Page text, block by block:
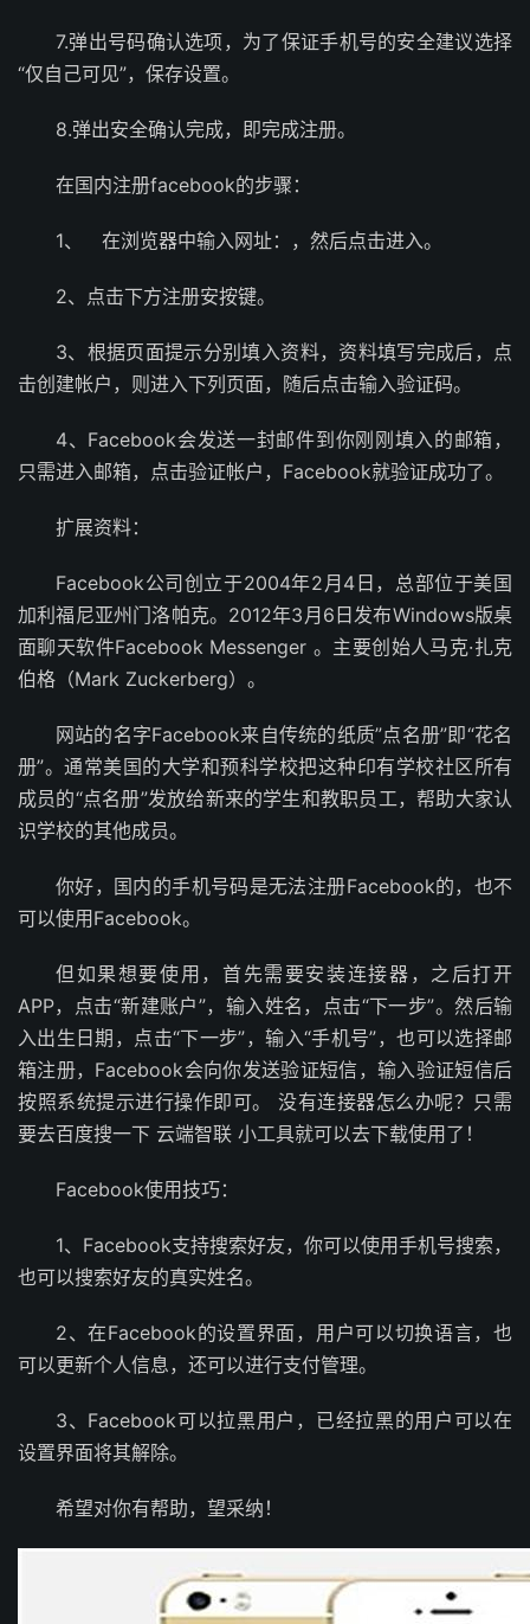
7.弹出号码确认选项，为了保证手机号的安全建议选择
“仅自己可见”，保存设置。
8.弹出安全确认完成，即完成注册。
在国内注册facebook的步骤：
1、 在浏览器中输入网址：，然后点击进入。
2、点击下方注册安按键。
3、根据页面提示分别填入资料，资料填写完成后，点
击创建帐户，则进入下列页面，随后点击输入验证码。
4、Facebook会发送一封邮件到你刚刚填入的邮箱，
只需进入邮箱，点击验证帐户，Facebook就验证成功了。
扩展资料：
Facebook公司创立于2004年2月4日，总部位于美国
加利福尼亚州门洛帕克。2012年3月6日发布Windows版桌
面聊天软件Facebook Messenger 。主要创始人马克·扎克
伯格（Mark Zuckerberg）。
网站的名字Facebook来自传统的纸质”点名册”即“花名
册”。通常美国的大学和预科学校把这种印有学校社区所有
成员的“点名册”发放给新来的学生和教职员工，帮助大家认
识学校的其他成员。
你好，国内的手机号码是无法注册Facebook的，也不
可以使用Facebook。
但如果想要使用，首先需要安装连接器，之后打开
APP，点击“新建账户”，输入姓名，点击“下一步”。然后输
入出生日期，点击“下一步”，输入“手机号”，也可以选择邮
箱注册，Facebook会向你发送验证短信，输入验证短信后
按照系统提示进行操作即可。 没有连接器怎么办呢？只需
要去百度搜一下 云端智联 小工具就可以去下载使用了！
Facebook使用技巧：
1、Facebook支持搜索好友，你可以使用手机号搜索，
也可以搜索好友的真实姓名。
2、在Facebook的设置界面，用户可以切换语言，也
可以更新个人信息，还可以进行支付管理。
3、Facebook可以拉黑用户，已经拉黑的用户可以在
设置界面将其解除。
希望对你有帮助，望采纳！